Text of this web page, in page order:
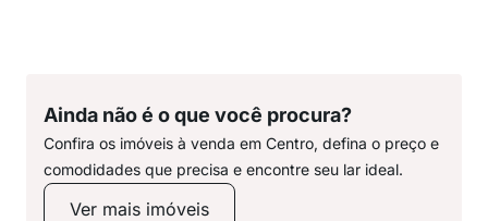
Ainda não é o que você procura?
Confira os imóveis à venda em Centro, defina o preço e
comodidades que precisa e encontre seu lar ideal.
Ver mais imóveis